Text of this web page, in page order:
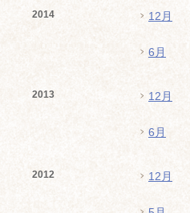
2014 12月
6月
2013 12月
6月
2012 12月